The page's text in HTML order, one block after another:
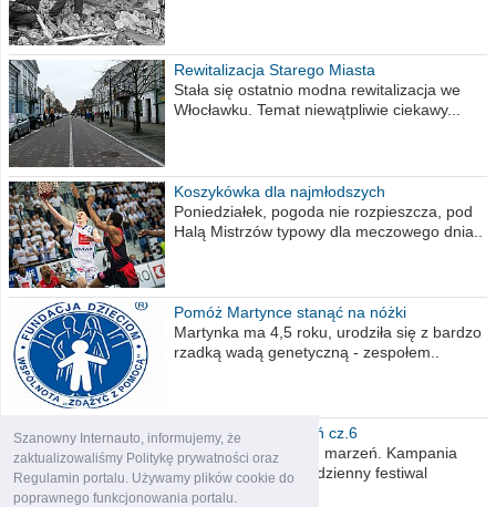
Szanowny Internauto, informujemy, że
zaktualizowaliśmy Politykę prywatności oraz
Regulamin portalu. Używamy plików cookie do
poprawnego funkcjonowania portalu.
Rewitalizacja Starego Miasta
Stała się ostatnio modna rewitalizacja we
Włocławku. Temat niewątpliwie ciekawy...
Koszykówka dla najmłodszych
Poniedziałek, pogoda nie rozpieszcza, pod
Halą Mistrzów typowy dla meczowego dnia..
Pomóż Martynce stanąć na nóżki
Martynka ma 4,5 roku, urodziła się z bardzo
rzadką wadą genetyczną - zespołem..
Polska moich marzeń cz.6
Nadszedł kres moich marzeń. Kampania
wyborcza czyli niecodzienny festiwal
obietnic,..